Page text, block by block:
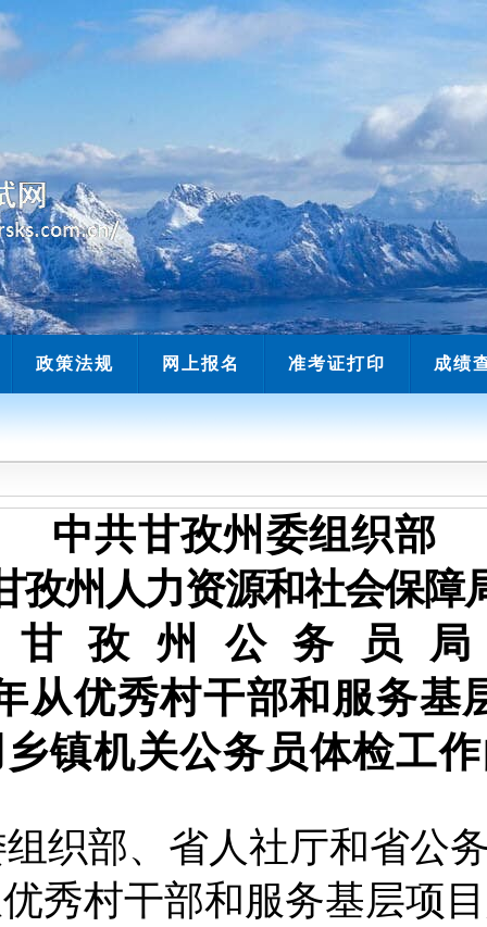
政策法规 网上报名 准考证打印 成绩
当前时间：
中共甘孜州委组织部
孜州人力资源和社会保障
甘
孜 州 公 务 员
局
从优秀村干部和服务基
镇机关公务员体检工
织部、省人社厅和省公
秀村干部和服务基层项